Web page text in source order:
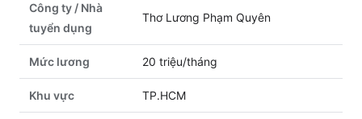
Công ty / Nhà
tuyển dụng
Thơ Lương Phạm Quyên
Mức lương 20 triệu/tháng
Khu vực TP.HCM